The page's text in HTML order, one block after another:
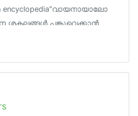
encyclopedia"വായനായാലോ
ശകലങ്ങൾ പങ്കുവെക്കാൻ
ഓർമകളെ പിടിച്ചു